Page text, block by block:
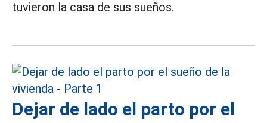
tuvieron la casa de sus sueños.
Dejar de lado el parto por el